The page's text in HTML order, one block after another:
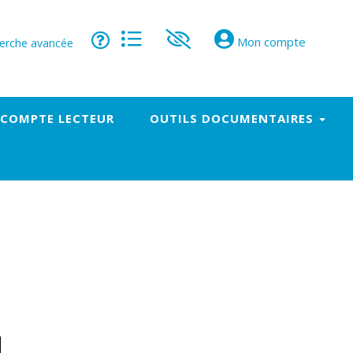
avancée Mon compte
LECTEUR OUTILS DOCUMENTAIRES